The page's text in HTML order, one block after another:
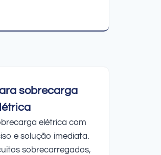
sobrecarga
elétrica com
e solução imediata.
sobrecarregados,